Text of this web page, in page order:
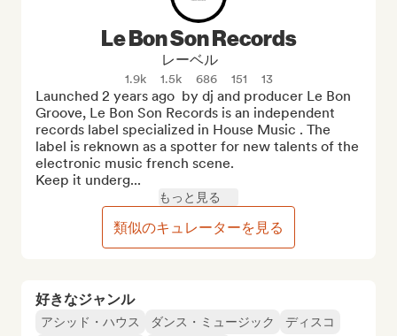
好きなジャンル
アシッド・ハウス ダンス・ミュージック
ディスコ
Le Bon Son Records
レーベル
1.9k 1.5k 686 151 13
Launched 2 years ago  by dj and producer Le Bon
Groove, Le Bon Son Records is an independent
records label specialized in House Music . The
label is reknown as a spotter for new talents of the
electronic music french scene.
Keep it underg...
もっと見る
類似のキュレーターを見る